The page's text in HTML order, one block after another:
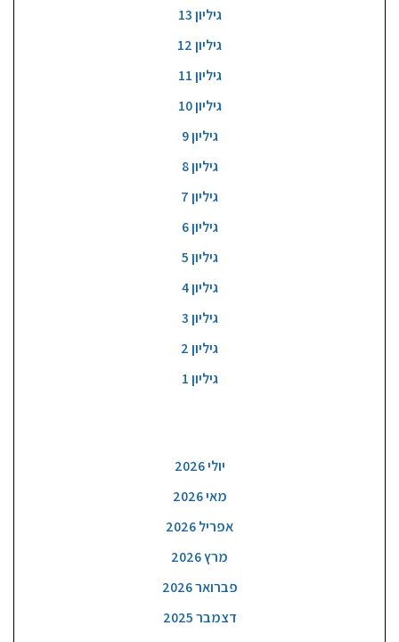
גיליון 13
גיליון 12
גיליון 11
גיליון 10
גיליון 9
גיליון 8
גיליון 7
גיליון 6
גיליון 5
גיליון 4
גיליון 3
גיליון 2
גיליון 1
יולי 2026
מאי 2026
אפריל 2026
מרץ 2026
פברואר 2026
דצמבר 2025